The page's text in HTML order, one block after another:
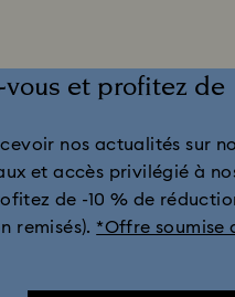
Matrix Tennis Collection
de montres-bracelets Sublima
pour les 11 ans de mariage
et profitez de
nos actualités sur
et accès privilégié à
de -10 % de
remisés). *Offre soumise